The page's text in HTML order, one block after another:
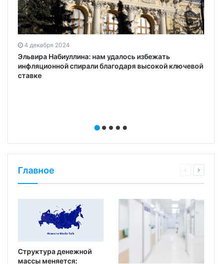
4 декабря 2024
Эльвира Набиуллина: нам удалось избежать
инфляционной спирали благодаря высокой ключевой
ставке
Главное
Структура денежной
массы меняется: